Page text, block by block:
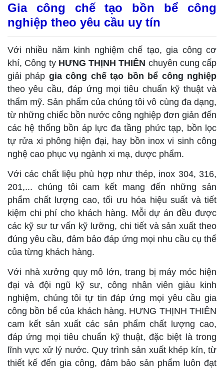
Gia công chế tạo bồn bể công
nghiệp theo yêu cầu uy tín
Với nhiều năm kinh nghiệm chế tạo, gia công cơ
khí, Công ty HƯNG THỊNH THIÊN chuyên cung cấp
giải pháp gia công chế tạo bồn bể công nghiệp
theo yêu cầu, đáp ứng mọi tiêu chuẩn kỹ thuật và
thẩm mỹ. Sản phẩm của chúng tôi vô cùng đa dạng,
từ những chiếc bồn nước công nghiệp đơn giản đến
các hệ thống bồn áp lực đa tầng phức tạp, bồn lọc
tự rửa xi phông hiện đại, hay bồn inox vi sinh công
nghệ cao phục vụ ngành xi mạ, dược phẩm.
Với các chất liệu phù hợp như thép, inox 304, 316,
201,... chúng tôi cam kết mang đến những sản
phẩm chất lượng cao, tối ưu hóa hiệu suất và tiết
kiệm chi phí cho khách hàng. Mỗi dự án đều được
các kỹ sư tư vấn kỹ lưỡng, chi tiết và sản xuất theo
đúng yêu cầu, đảm bảo đáp ứng mọi nhu cầu cụ thể
của từng khách hàng.
Với nhà xưởng quy mô lớn, trang bị máy móc hiện
đại và đội ngũ kỹ sư, công nhân viên giàu kinh
nghiệm, chúng tôi tự tin đáp ứng mọi yêu cầu gia
công bồn bể của khách hàng. HƯNG THỊNH THIÊN
cam kết sản xuất các sản phẩm chất lượng cao,
đáp ứng mọi tiêu chuẩn kỹ thuật, đặc biệt là trong
lĩnh vực xử lý nước. Quy trình sản xuất khép kín, từ
thiết kế đến gia công, đảm bảo sản phẩm luôn đạt